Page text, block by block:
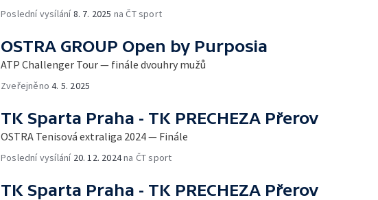
Poslední vysílání8. 7. 2025 na ČT sport
OSTRA GROUP Open by Purposia
ATP Challenger Tour — finále dvouhry mužů
Zveřejněno4. 5. 2025
TK Sparta Praha - TK PRECHEZA Přerov
OSTRA Tenisová extraliga 2024 — Finále
Poslední vysílání 20. 12. 2024na ČT sport
TK Sparta Praha - TK PRECHEZA Přerov